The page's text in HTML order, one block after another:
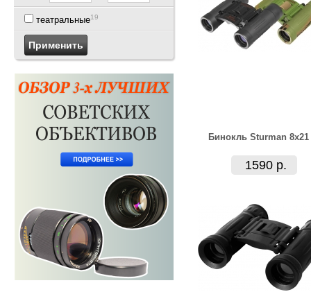
театральные19
Бинокль Sturman 8x21
1590 р.